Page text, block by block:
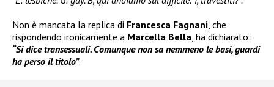
Non è mancata la replica di Francesca Fagnani, che
rispondendo ironicamente a Marcella Bella, ha dichiarato:
“Si dice transessuali. Comunque non sa nemmeno le basi, guardi
ha perso il titolo”.